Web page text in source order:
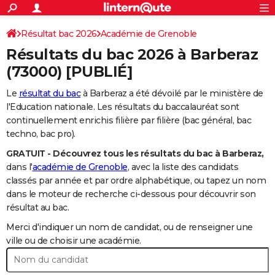
ACTUALITÉS
Politique
Société
Faits Divers
Education
Monde
Villes
+
SPORT
Coupe du monde 2026
Football
Tennis
Cyclisme
Rugby
Forum
FINANCE
Retraite
Impôts
Epargne
Immobilier
Risques naturels par ville
Banque
Assurance
Crédit
Essais
Réserver un essai
Citadines
Berlines
SUV
Forum auto
+
HIGH-TECH
Mobiles
Meilleur smartphone
Internet
Ordinateurs
Jeux vidéo
Guide high-tech
+BRICOLAGE
Forum
Aménagement intérieur
Extérieur
Cuisine
Salle de bains
Jardinage
Rangement
+ WEEK-END
Guides de France
Escapades
Patrimoine
Expositions
Musées
Week-end nature
+
Art de vivre
Bien-être
Loisirs
Mode
Modes de vie
+ SANTE
Alimentation
Guide de la santé
Maladies
Médicaments
Sommeil
VOYAGE
S'inscrire
Connexion
Résultat bac 2026 Académie de Grenoble
Résultats du bac 2026 à Barberaz
(73000) [PUBLIÉ]
Le résultat du bacà Barberaz a été dévoilé par le ministère de
l'Education nationale. Les résultats du baccalauréat sont
continuellement enrichis filière par filière (bac général, bac
techno, bac pro).
GRATUIT - Découvrez tous les résultats du bac à Barberaz,
dans l'académie de Grenoble, avec la liste des candidats
classés par année et par ordre alphabétique, ou tapez un nom
dans le moteur de recherche ci-dessous pour découvrir son
résultat au bac.
Merci d'indiquer un nom de candidat, ou de renseigner une
ville ou de choisir une académie.